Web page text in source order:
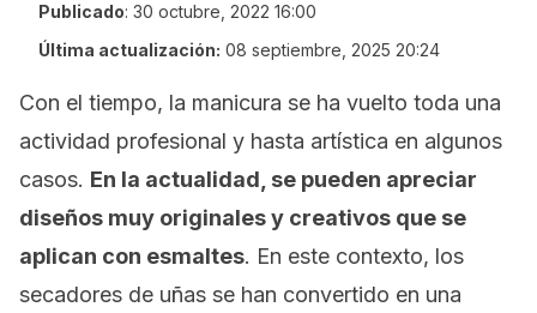
Publicado: 30 octubre, 2022 16:00
Última actualización: 08 septiembre, 2025 20:24
Con el tiempo, la manicura se ha vuelto toda una
actividad profesional y hasta artística en algunos
casos. En la actualidad, se pueden apreciar
diseños muy originales y creativos que se
aplican con esmaltes. En este contexto, los
secadores de uñas se han convertido en una